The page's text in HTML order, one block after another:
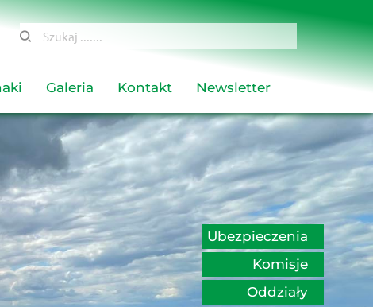
Szukaj .......
Galeria Kontakt Newsletter
Ubezpieczenia
Komisje
Oddziały